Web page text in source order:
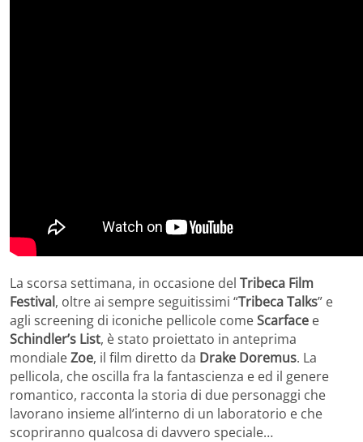
La scorsa settimana, in occasione del Tribeca Film
Festival, oltre ai sempre seguitissimi “Tribeca Talks” e
agli screening di iconiche pellicole comeScarface e
Schindler’s List, è stato proiettato in anteprima
mondialeZoe, il film diretto da Drake Doremus. La
pellicola, che oscilla fra la fantascienza e ed il genere
romantico, racconta la storia di due personaggi che
lavorano insieme all’interno di un laboratorio e che
scopriranno qualcosa di davvero speciale…